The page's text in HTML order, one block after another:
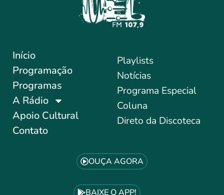
Início
Programação
Programas
A Rádio
Apoio Cultural
Contato
Playlists
Notícias
Programa Especial
Coluna
Direto da Discoteca
OUÇA AGORA
BAIXE O APP!